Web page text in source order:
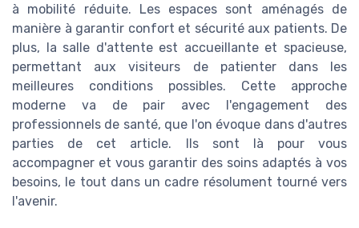
à mobilité réduite. Les espaces sont aménagés de
manière à garantir confort et sécurité aux patients. De
plus, la salle d'attente est accueillante et spacieuse,
permettant aux visiteurs de patienter dans les
meilleures conditions possibles. Cette approche
moderne va de pair avec l'engagement des
professionnels de santé, que l'on évoque dans d'autres
parties de cet article. Ils sont là pour vous
accompagner et vous garantir des soins adaptés à vos
besoins, le tout dans un cadre résolument tourné vers
l'avenir.